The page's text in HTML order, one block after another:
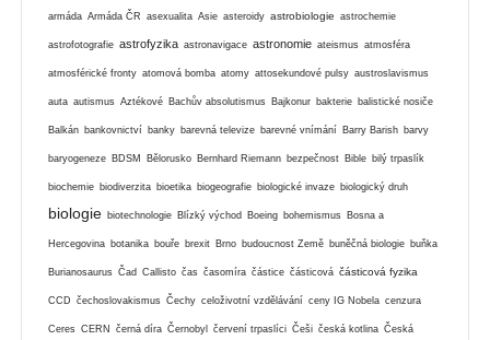
armáda Armáda ČR asexualita Asie asteroidy astrobiologie astrochemie
astrofotografie astrofyzika astronavigace astronomie ateismus atmosféra
atmosférické fronty atomová bomba atomy attosekundové pulsy austroslavismus
auta autismus Aztékové Bachův absolutismus Bajkonur bakterie balistické nosiče
Balkán bankovnictví banky barevná televize barevné vnímání Barry Barish barvy
baryogeneze BDSM Bělorusko Bernhard Riemann bezpečnost Bible bilý trpaslík
biochemie biodiverzita bioetika biogeografie biologické invaze biologický druh
biologie biotechnologie Blízký východ Boeing bohemismus Bosna a
Hercegovina botanika bouře brexit Brno budoucnost Země buněčná biologie buňka
Burianosaurus Čad Callisto čas časomíra částice částicová částicová fyzika
CCD čechoslovakismus Čechy celoživotní vzdělávání ceny IG Nobela cenzura
Ceres CERN černá díra Černobyl červení trpaslíci Češi česká kotlina Česká